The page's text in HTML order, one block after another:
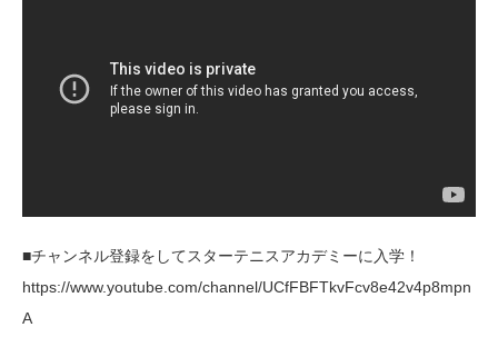
■チャンネル登録をしてスターテニスアカデミーに入学！
https://www.youtube.com/channel/UCfFBFTkvFcv8e42v4p8mpn
A